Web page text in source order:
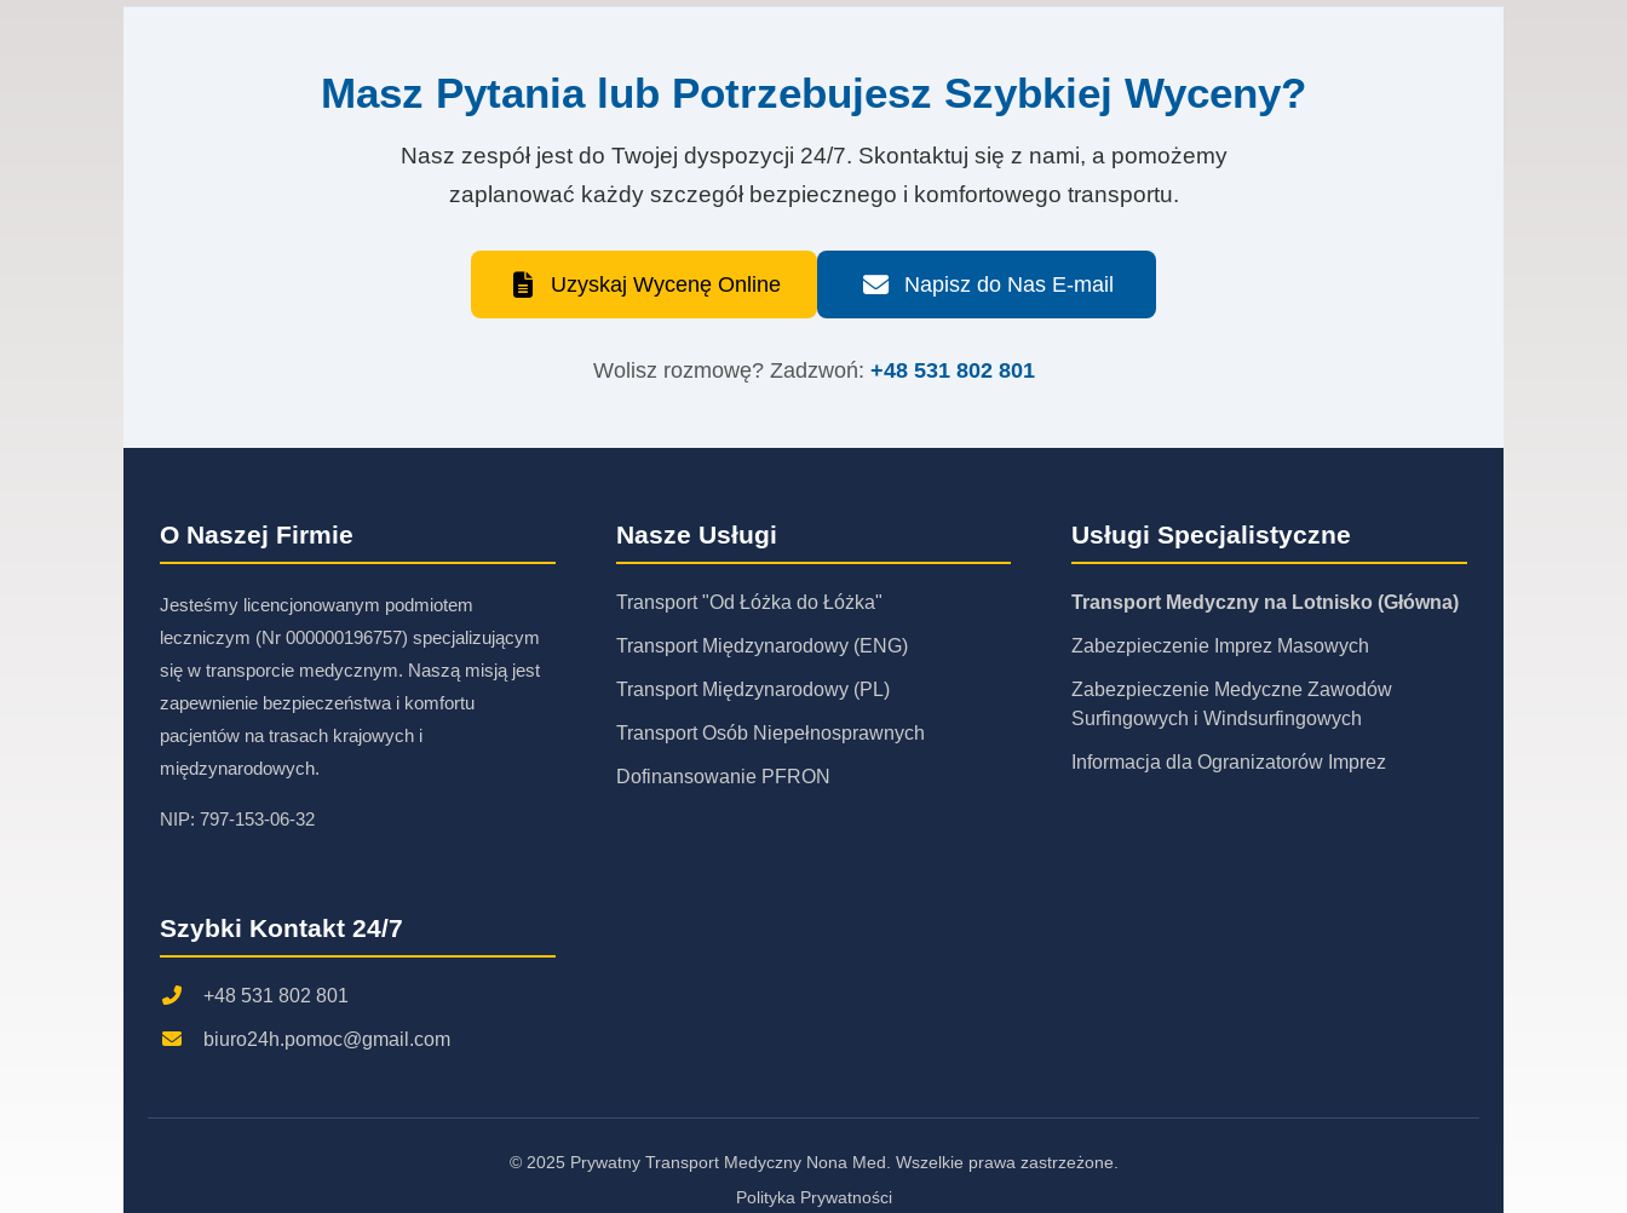
Masz Pytania lub Potrzebujesz Szybkiej Wyceny?
Nasz zespół jest do Twojej dyspozycji 24/7. Skontaktuj się z nami, a pomożemy
zaplanować każdy szczegół bezpiecznego i komfortowego transportu.
Uzyskaj Wycenę Online Napisz do Nas E-mail
Wolisz rozmowę? Zadzwoń: +48 531 802 801
O Naszej Firmie
Jesteśmy licencjonowanym podmiotem
leczniczym (Nr 000000196757) specjalizującym
się w transporcie medycznym. Naszą misją jest
zapewnienie bezpieczeństwa i komfortu
pacjentów na trasach krajowych i
międzynarodowych.
NIP: 797-153-06-32
Nasze Usługi
Transport "Od Łóżka do Łóżka"
Transport Międzynarodowy (ENG)
Transport Międzynarodowy (PL)
Transport Osób Niepełnosprawnych
Dofinansowanie PFRON
Usługi Specjalistyczne
Transport Medyczny na Lotnisko (Główna)
Zabezpieczenie Imprez Masowych
Zabezpieczenie Medyczne Zawodów
Surfingowych i Windsurfingowych
Informacja dla Ogranizatorów Imprez
Szybki Kontakt 24/7
+48 531 802 801
biuro24h.pomoc@gmail.com
© 2025 Prywatny Transport Medyczny Nona Med. Wszelkie prawa zastrzeżone.
Polityka Prywatności